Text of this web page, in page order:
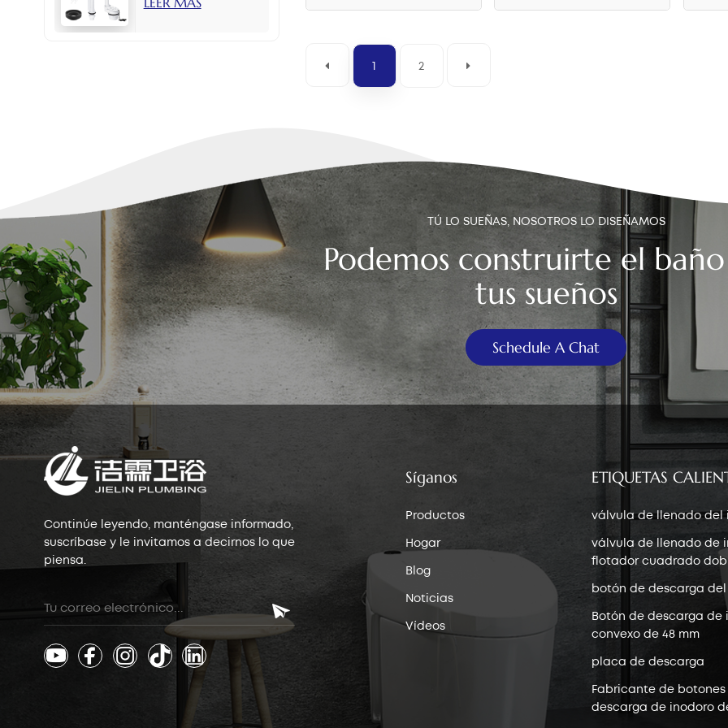
2
TÚ LO SUEÑAS, NOSOTROS LO DISEÑAMOS
Podemos construirte el
tus sueños
Schedule A Chat
Continúe leyendo, manténgase informado,
suscríbase y le invitamos a decirnos lo que
piensa.
Síganos
Productos
Hogar
Blog
Noticias
Vídeos
ETIQUETAS
válvula de llenado del
válvula de llenado de
flotador cuadrado
botón de descarga del
Botón de descarga de
convexo de 48 mm
placa de descarga
Fabricante de botones
descarga de inodoro